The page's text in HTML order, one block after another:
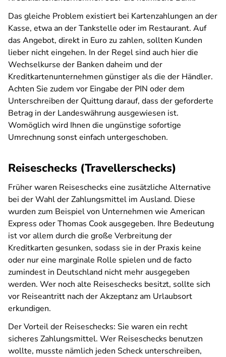
Das gleiche Problem existiert bei Kartenzahlungen an der
Kasse, etwa an der Tankstelle oder im Restaurant. Auf
das Angebot, direkt in Euro zu zahlen, sollten Kunden
lieber nicht eingehen. In der Regel sind auch hier die
Wechselkurse der Banken daheim und der
Kreditkartenunternehmen günstiger als die der Händler.
Achten Sie zudem vor Eingabe der PIN oder dem
Unterschreiben der Quittung darauf, dass der geforderte
Betrag in der Landeswährung ausgewiesen ist.
Womöglich wird Ihnen die ungünstige sofortige
Umrechnung sonst einfach untergeschoben.
Reiseschecks (Travellerschecks)
Früher waren Reiseschecks eine zusätzliche Alternative
bei der Wahl der Zahlungsmittel im Ausland. Diese
wurden zum Beispiel von Unternehmen wie American
Express oder Thomas Cook ausgegeben. Ihre Bedeutung
ist vor allem durch die große Verbreitung der
Kreditkarten gesunken, sodass sie in der Praxis keine
oder nur eine marginale Rolle spielen und de facto
zumindest in Deutschland nicht mehr ausgegeben
werden. Wer noch alte Reiseschecks besitzt, sollte sich
vor Reiseantritt nach der Akzeptanz am Urlaubsort
erkundigen.
Der Vorteil der Reiseschecks: Sie waren ein recht
sicheres Zahlungsmittel. Wer Reiseschecks benutzen
wollte, musste nämlich jeden Scheck unterschreiben,